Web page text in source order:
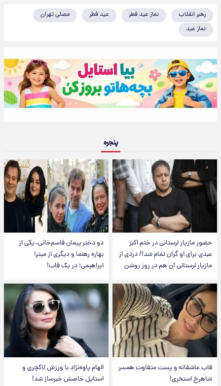
رهبر انقلاب نماز عید فطر عید فطر
مصلی تهران
نماز عید
پنجره
حضور مازیار لرستانی در ختم اکبر
عبدی برای او گران تمام شد!/ دزدی از
مازیار لرستانی آن هم در روز روشن
دو دختر پیمان قاسم‌خانی، یکی از
بهاره رهنما و دیگری از میترا
ابراهیمی؛ در یک قاب!
قاب عاشقانه و پست متفاوت همسر
شاهرخ استخری!
الهام پاوه‌نژاد با ورزش لاکچری و
استایل خاصش خبرساز شد!